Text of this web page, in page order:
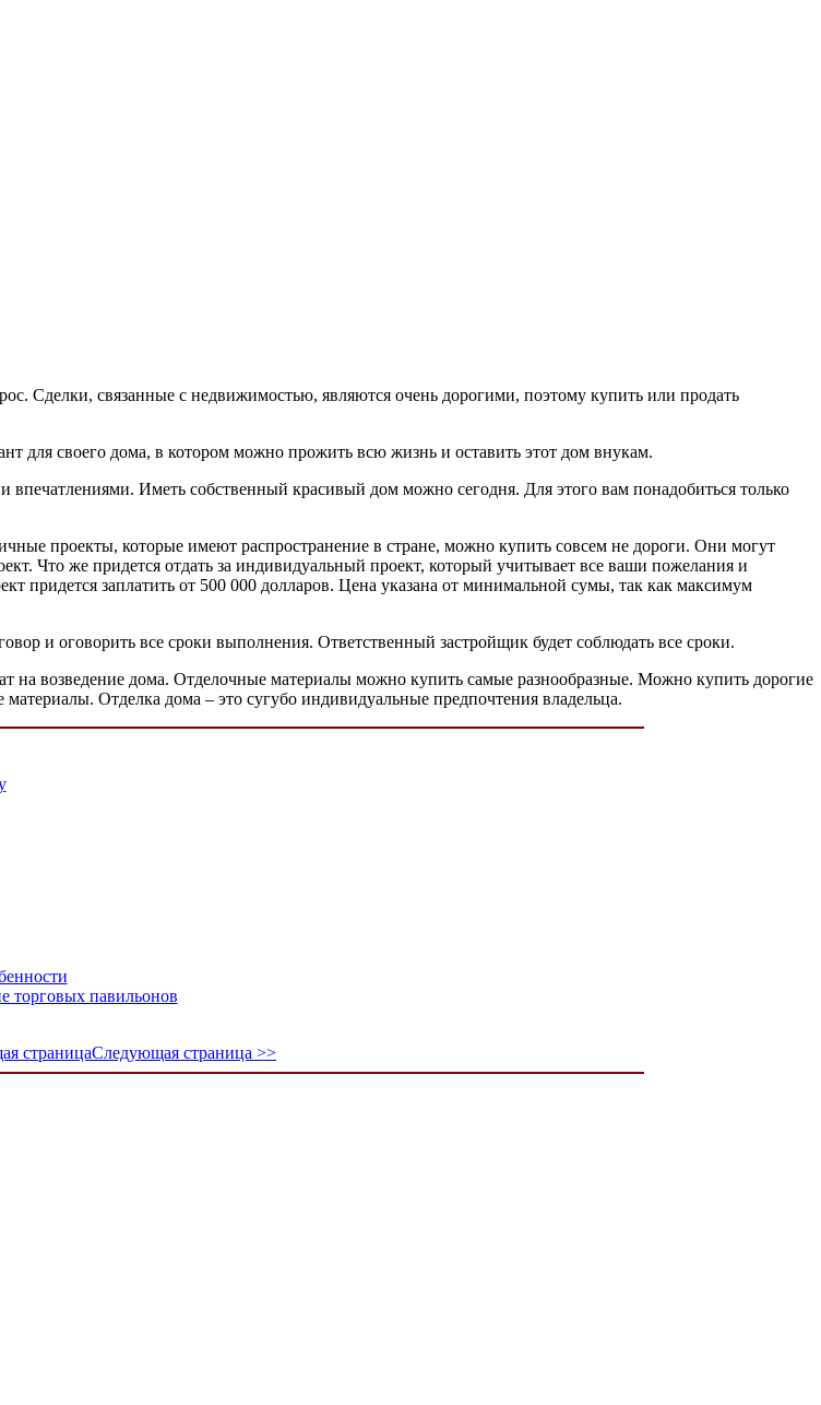
Сделки, связанные с недвижимостью, являются очень дорогими, поэтому купить или продать
для своего дома, в котором можно прожить всю жизнь и оставить этот дом внукам.
Иметь собственный красивый дом можно сегодня. Для этого вам понадобиться только
проекты, которые имеют распространение в стране, можно купить совсем не дороги. Они могут
Что же придется отдать за индивидуальный проект, который учитывает все ваши пожелания и
придется заплатить от 500 000 долларов. Цена указана от минимальной сумы, так как максимум
и оговорить все сроки выполнения. Ответственный застройщик будет соблюдать все сроки.
на возведение дома. Отделочные материалы можно купить самые разнообразные. Можно купить дорогие
Отделка дома – это сугубо индивидуальные предпочтения владельца.
торговых павильонов
страницаСледующая страница >>